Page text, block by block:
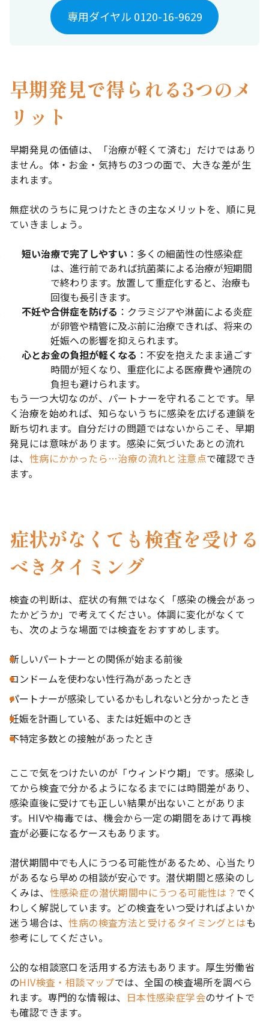
専用ダイヤル 0120-16-9629
早期発見で得られる3つのメ
リット
早期発見の価値は、「治療が軽くて済む」だけではあり
ません。体・お金・気持ちの3つの面で、大きな差が生
まれます。
無症状のうちに見つけたときの主なメリットを、順に見
ていきましょう。
短い治療で完了しやすい ：多くの細菌性の性感染症
は、進行前であれば抗菌薬による治療が短期間
で終わります。放置して重症化すると、治療も
回復も長引きます。
不妊や合併症を防げる ：クラミジアや淋菌による炎症
が卵管や精管に及ぶ前に治療できれば、将来の
妊娠への影響を抑えられます。
心とお金の負担が軽くなる ：不安を抱えたまま過ごす
時間が短くなり、重症化による医療費や通院の
負担も避けられます。
もう一つ大切なのが、パートナーを守れることです。早
く治療を始めれば、知らないうちに感染を広げる連鎖を
断ち切れます。自分だけの問題ではないからこそ、早期
発見には意味があります。感染に気づいたあとの流れ
は、 性病にかかったら…治療の流れと注意点で確認でき
ます。
症状がなくても検査を受ける
べきタイミング
検査の判断は、症状の有無ではなく「感染の機会があっ
たかどうか」で考えてください。体調に変化がなくて
も、次のような場面では検査をおすすめします。
新しいパートナーとの関係が始まる前後
コンドームを使わない性行為があったとき
パートナーが感染しているかもしれないと分かったとき
妊娠を計画している、または妊娠中のとき
不特定多数との接触があったとき
ここで気をつけたいのが「ウィンドウ期」です。感染し
てから検査で分かるようになるまでには時間差があり、
感染直後に受けても正しい結果が出ないことがありま
す。HIVや梅毒では、機会から一定の期間をあけて再検
査が必要になるケースもあります。
潜伏期間中でも人にうつる可能性があるため、心当たり
があるなら早めの相談が安心です。潜伏期間と感染のし
くみは、 性感染症の潜伏期間中にうつる可能性は？ でく
わしく解説しています。どの検査をいつ受ければよいか
迷う場合は、性病の検査方法と受けるタイミングとはも
参考にしてください。
公的な相談窓口を活用する方法もあります。厚生労働省
のHIV検査・相談マップでは、全国の検査場所を調べら
れます。専門的な情報は、 日本性感染症学会のサイトで
も確認できます。